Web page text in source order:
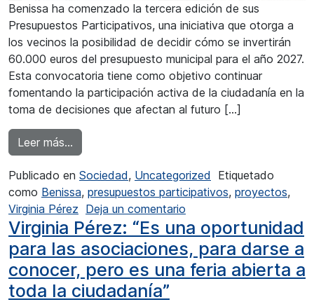
Benissa ha comenzado la tercera edición de sus
Presupuestos Participativos, una iniciativa que otorga a
los vecinos la posibilidad de decidir cómo se invertirán
60.000 euros del presupuesto municipal para el año 2027.
Esta convocatoria tiene como objetivo continuar
fomentando la participación activa de la ciudadanía en la
toma de decisiones que afectan al futuro […]
Leer más…
Publicado en Sociedad, Uncategorized
Etiquetado
como Benissa, presupuestos participativos, proyectos,
Virginia Pérez Deja un comentario
Virginia Pérez: “Es una oportunidad
para las asociaciones, para darse a
conocer, pero es una feria abierta a
toda la ciudadanía”